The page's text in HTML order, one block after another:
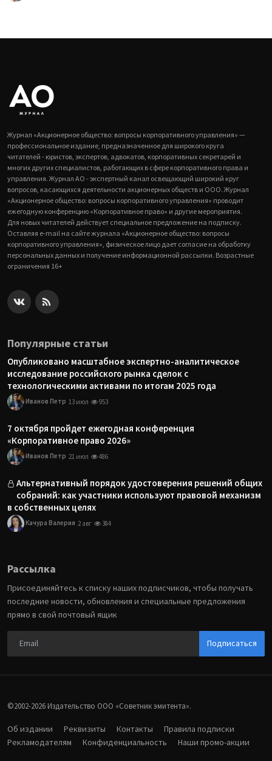
Журнал «Акционерное общество: вопросы корпоративного управления» —
профессиональное издание, предназначенное для широкого круга
читателей - юристов, экспертов, адвокатов, корпоративных секретарей и
многих других специалистов, работающих в сфере корпоративного права и
управления. Журнал АО - экспертный канал освещающий широкий круг
вопросов, касающихся деятельности акционерных обществ и ООО. Журнал
«Акционерное общество: вопросы корпоративного управления» проводит
ежегодную конференцию «Корпоративное право» и другие мероприятия.
Для новых читателей действует специальное предложение на подписку.
Оставляя e-mail на сайте журнала «Акционерное общество: вопросы
корпоративного управления», физическое лицо дает согласие на обработку
персональных данных и получение информационной рассылки. Возрастные
ограничения 16+
Популярные статьи
Опубликовано масштабное экспертно-аналитическое
исследование российского рынка сделок с
технологическими активами по итогам 2025 года
Иванов Петр 13 июл 953
7 октября пройдет ежегодная конференция
«Корпоративное право 2026»
Иванов Петр 21 июл 486
Альтернативный порядок удостоверения решений общих
собраний: как участники используют правовой механизм
в собственных целях
Качура Валерия 2 авг 384
Рассылка
Присоединяйтесь к списку наших подписчиков, чтобы получать
последние новости, обновления и специальные предложения
прямо в свой почтовый ящик
Подписаться
©2002-2026 Издательство ООО «‎Советник эмитента».
Об издании Реквизиты Контакты
Правила подписки
Рекламодателям
Конфиденциальность Наши промо-акции